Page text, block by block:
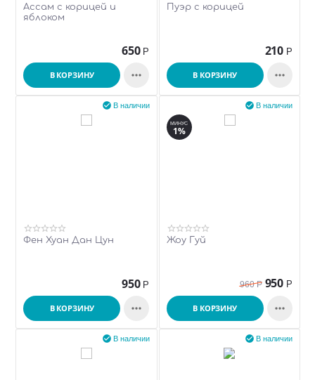
Ассам с корицей и
яблоком
650 Р
В КОРЗИНУ 
Пуэр с корицей
210 Р
В КОРЗИНУ 
В наличии

Фен Хуан Дан Цун
950 Р
В КОРЗИНУ 
В наличии

МИНУС
1%
Жоу Гуй
960 Р 950 Р
В КОРЗИНУ 
В наличии
 В наличии
